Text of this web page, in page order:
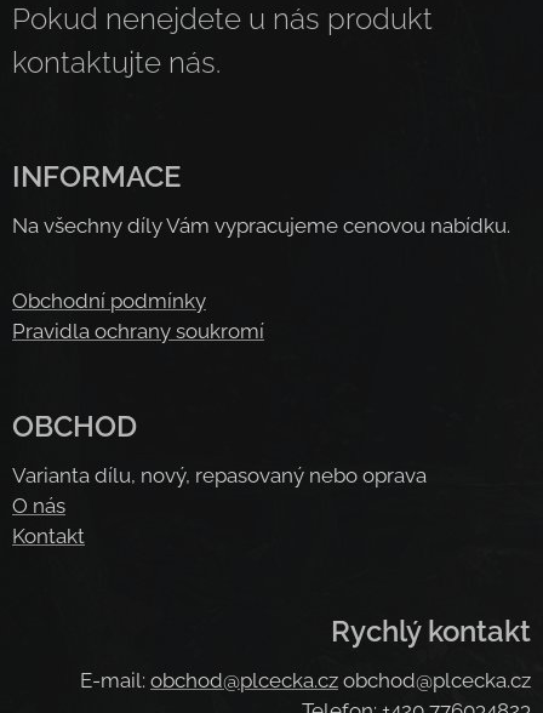
Pokud nenejdete u nás produkt
kontaktujte nás.
INFORMACE
Na všechny díly Vám vypracujeme cenovou nabídku.
Obchodní podmínky
Pravidla ochrany soukromí
OBCHOD
Varianta dílu, nový, repasovaný nebo oprava
O nás
Kontakt
Rychlý kontakt
E-mail: obchod@plcecka.cz obchod@plcecka.cz